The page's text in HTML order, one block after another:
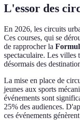
L'essor des
En 2026, les circuits
Ces courses, qui se
de rapprocher la
spectaculaire. Les villes
désormais des
La mise en place de
jeunes aux sports
événements sont
25% des audiences.
ces événements